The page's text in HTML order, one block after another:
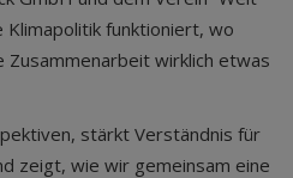
Klimapolitik funktioniert, wo
wirklich etwas
stärkt Verständnis für
zeigt, wie wir gemeinsam eine